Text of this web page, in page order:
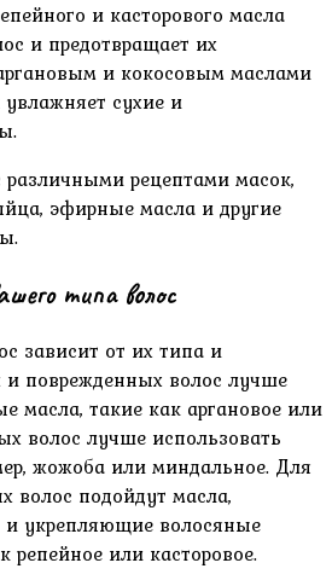
и касторового масла
и предотвращает их
и кокосовым маслами
сухие и
рецептами масок‚
эфирные масла и другие
типа волос
зависит от их типа и
и поврежденных волос лучше
масла‚ такие как аргановое или
волос лучше использовать
жожоба или миндальное. Для
волос подойдут масла‚
укрепляющие волосяные
репейное или касторовое.